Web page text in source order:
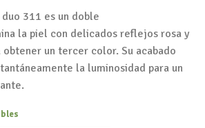
311 es un doble
la piel con delicados reflejos rosa y
un tercer color. Su acabado
la luminosidad para un